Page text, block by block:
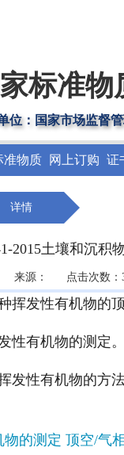
标准
位：国家市场监督
准物质 网上订购 证
详情
2015土壤和沉积
来源： 点击次数：
挥发性有机物的
性有机物的测定
发性有机物的方
物的测定 顶空/气